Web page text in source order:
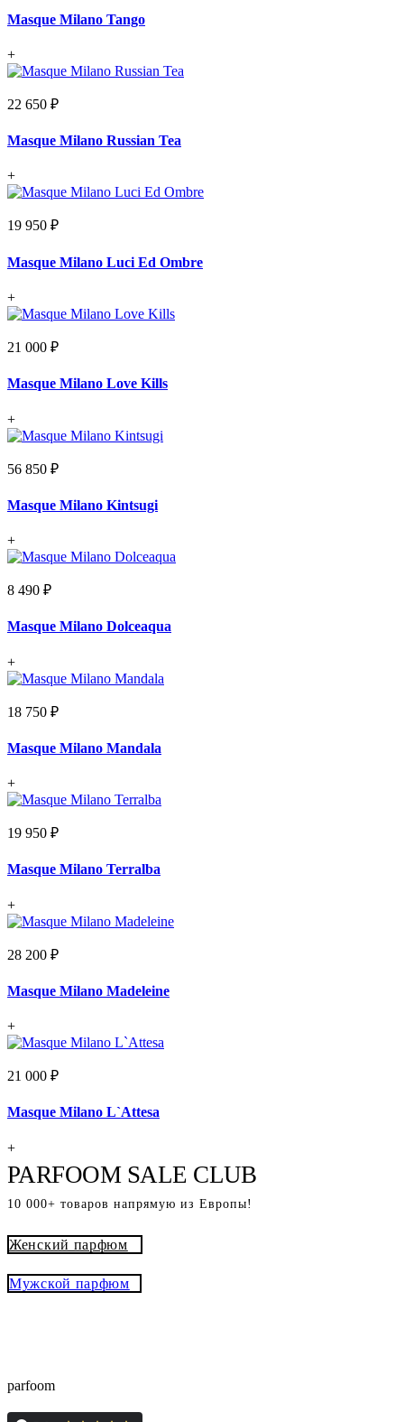
Masque Milano Tango
+
22 650 ₽
Masque Milano Russian Tea
+
19 950 ₽
Masque Milano Luci Ed Ombre
+
21 000 ₽
Masque Milano Love Kills
+
56 850 ₽
Masque Milano Kintsugi
+
8 490 ₽
Masque Milano Dolceaqua
+
18 750 ₽
Masque Milano Mandala
+
19 950 ₽
Masque Milano Terralba
+
28 200 ₽
Masque Milano Madeleine
+
21 000 ₽
Masque Milano L`Attesa
+
PARFOOM SALE CLUB
10 000+ товаров напрямую из Европы!
Женский парфюм
Мужской парфюм
parfoom